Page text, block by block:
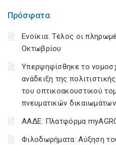
Πρόσφατα
Ενοίκια: Τέλος οι
Οκτωβρίου
Υπερψηφίσθηκε το
ανάδειξη της
του οπτικοακουστικού
πνευματικών δικαιωμάτων
ΑΑΔΕ: Πλατφόρμα
Φιλοδωρήματα: Αύξηση